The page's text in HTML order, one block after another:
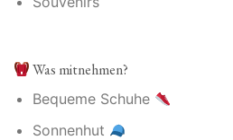
Was mitnehmen?
Bequeme Schuhe
Sonnenhut